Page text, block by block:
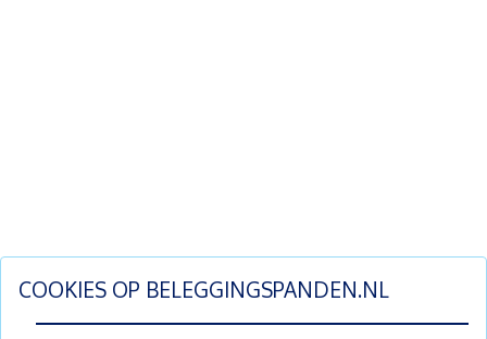
COOKIES OP BELEGGINGSPANDEN.NL